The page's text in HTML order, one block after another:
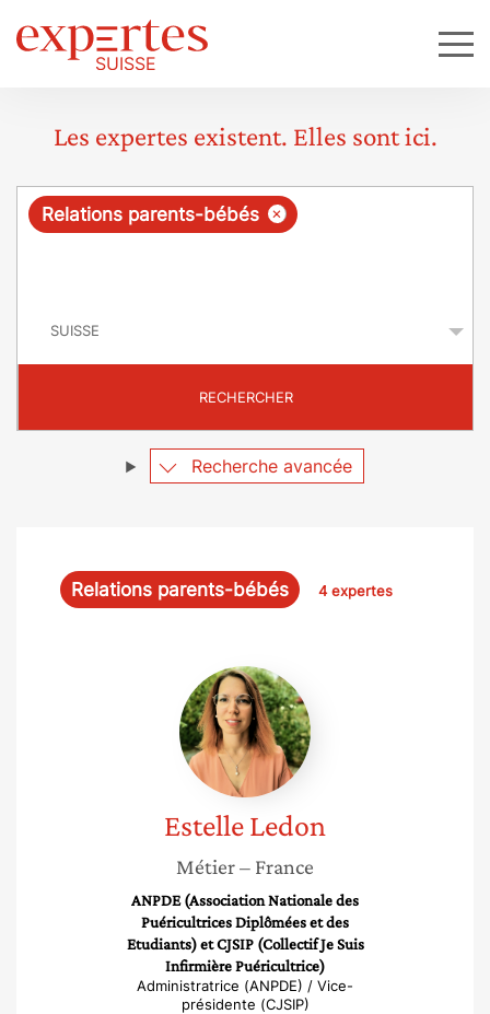
Les expertes existent. Elles sont ici.
R
ê
e
×
Relations parents-bébés
RECHERCHER
Recherche avancée
Relations parents-bébés 4 expertes
Estelle
Ledon
EstelleLedon
Métier– France
ANPDE (Association Nationale des
Puéricultrices Diplômées et des
Etudiants) et CJSIP (Collectif Je Suis
Infirmière Puéricultrice)
Administratrice (ANPDE) / Vice-
présidente (CJSIP)